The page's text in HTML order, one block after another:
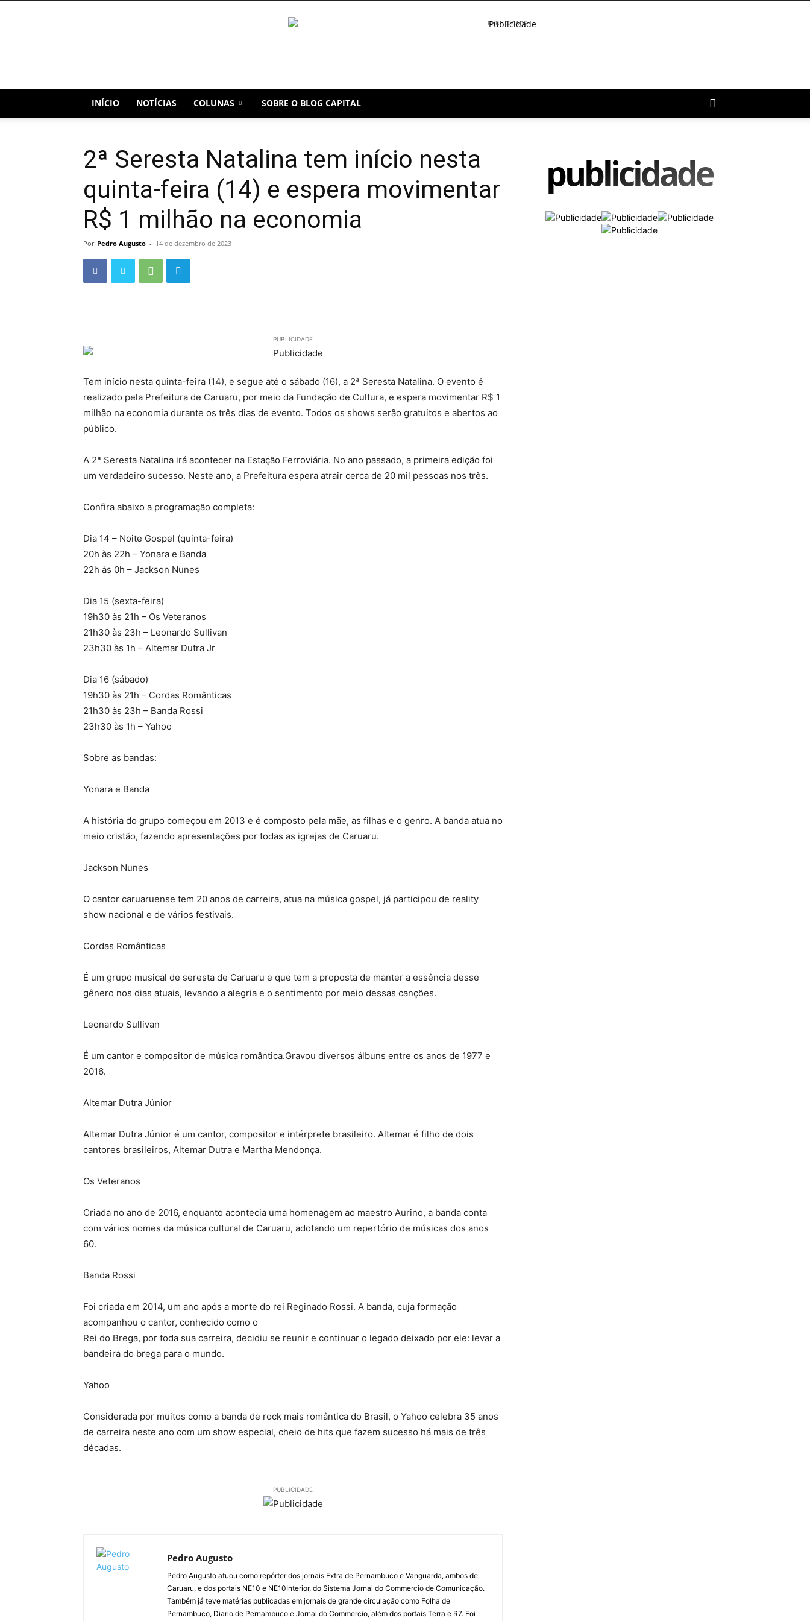
PUBLICIDADE
INÍCIO NOTÍCIAS COLUNAS SOBRE O BLOG CAPITAL
2ª Seresta Natalina tem início nesta
quinta-feira (14) e espera movimentar
R$ 1 milhão na economia
Por Pedro Augusto - 14 de dezembro de 2023
PUBLICIDADE
Tem início nesta quinta-feira (14), e segue até o sábado (16), a 2ª Seresta Natalina. O evento é
realizado pela Prefeitura de Caruaru, por meio da Fundação de Cultura, e espera movimentar R$ 1
milhão na economia durante os três dias de evento. Todos os shows serão gratuitos e abertos ao
público.
A 2ª Seresta Natalina irá acontecer na Estação Ferroviária. No ano passado, a primeira edição foi
um verdadeiro sucesso. Neste ano, a Prefeitura espera atrair cerca de 20 mil pessoas nos três.
Confira abaixo a programação completa:
Dia 14 – Noite Gospel (quinta-feira)
20h às 22h – Yonara e Banda
22h às 0h – Jackson Nunes
Dia 15 (sexta-feira)
19h30 às 21h – Os Veteranos
21h30 às 23h – Leonardo Sullivan
23h30 às 1h – Altemar Dutra Jr
Dia 16 (sábado)
19h30 às 21h – Cordas Românticas
21h30 às 23h – Banda Rossi
23h30 às 1h – Yahoo
Sobre as bandas:
Yonara e Banda
A história do grupo começou em 2013 e é composto pela mãe, as filhas e o genro. A banda atua no
meio cristão, fazendo apresentações por todas as igrejas de Caruaru.
Jackson Nunes
O cantor caruaruense tem 20 anos de carreira, atua na música gospel, já participou de reality
show nacional e de vários festivais.
Cordas Românticas
É um grupo musical de seresta de Caruaru e que tem a proposta de manter a essência desse
gênero nos dias atuais, levando a alegria e o sentimento por meio dessas canções.
Leonardo Sullivan
É um cantor e compositor de música romântica.Gravou diversos álbuns entre os anos de 1977 e
2016.
Altemar Dutra Júnior
Altemar Dutra Júnior é um cantor, compositor e intérprete brasileiro. Altemar é filho de dois
cantores brasileiros, Altemar Dutra e Martha Mendonça.
Os Veteranos
Criada no ano de 2016, enquanto acontecia uma homenagem ao maestro Aurino, a banda conta
com vários nomes da música cultural de Caruaru, adotando um repertório de músicas dos anos
60.
Banda Rossi
Foi criada em 2014, um ano após a morte do rei Reginado Rossi. A banda, cuja formação
acompanhou o cantor, conhecido como o
Rei do Brega, por toda sua carreira, decidiu se reunir e continuar o legado deixado por ele: levar a
bandeira do brega para o mundo.
Yahoo
Considerada por muitos como a banda de rock mais romântica do Brasil, o Yahoo celebra 35 anos
de carreira neste ano com um show especial, cheio de hits que fazem sucesso há mais de três
décadas.
PUBLICIDADE
Pedro Augusto
Pedro Augusto atuou como repórter dos jornais Extra de Pernambuco e Vanguarda, ambos de
Caruaru, e dos portais NE10 e NE10Interior, do Sistema Jornal do Commercio de Comunicação.
Também já teve matérias publicadas em jornais de grande circulação como Folha de
Pernambuco, Diario de Pernambuco e Jornal do Commercio, além dos portais Terra e R7. Foi
publicidade